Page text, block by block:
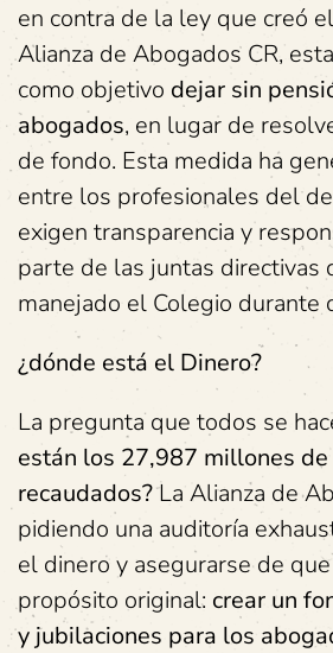
en contra de la ley que creó
Alianza de Abogados CR,
como objetivo dejar sin
abogados, en lugar de
de fondo. Esta medida ha
entre los profesionales del
exigen transparencia y
parte de las juntas directivas
manejado el Colegio durante
¿dónde está el Dinero?
La pregunta que todos se
están los 27,987 millones de
recaudados?La Alianza de
pidiendo una auditoría
el dinero y asegurarse de
propósito original: crear un
y jubilaciones para los